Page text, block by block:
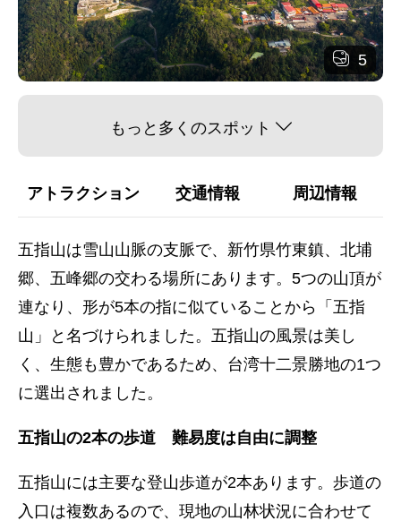
5
もっと多くのスポット
アトラクション 交通情報 周辺情報
五指山は雪山山脈の支脈で、新竹県竹東鎮、北埔
郷、五峰郷の交わる場所にあります。5つの山頂が
連なり、形が5本の指に似ていることから「五指
山」と名づけられました。五指山の風景は美し
く、生態も豊かであるため、台湾十二景勝地の1つ
に選出されました。
五指山の2本の歩道 難易度は自由に調整
五指山には主要な登山歩道が2本あります。歩道の
入口は複数あるので、現地の山林状況に合わせて